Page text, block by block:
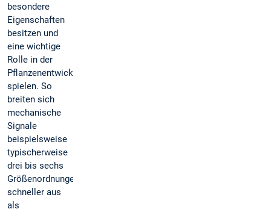
besondere
Eigenschaften
besitzen und
eine wichtige
Rolle in der
Pflanzenentwicklung
spielen. So
breiten sich
mechanische
Signale
beispielsweise
typischerweise
drei bis sechs
Größenordnungen
schneller aus
als